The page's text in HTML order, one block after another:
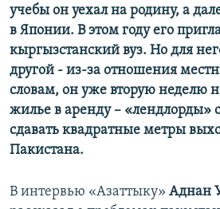
учебы он уехал на родину, а
в Японии. В этом году его
кыргызстанский вуз. Но для
другой - из-за отношения
словам, он уже вторую неделю
жилье в аренду – «лендлорды»
сдавать квадратные метры
Пакистана.
В интервью «Азаттыку» Аднан